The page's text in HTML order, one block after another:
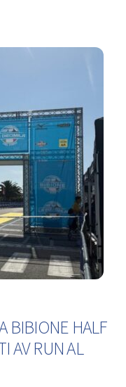
BIBIONE HALF
AV RUN AL